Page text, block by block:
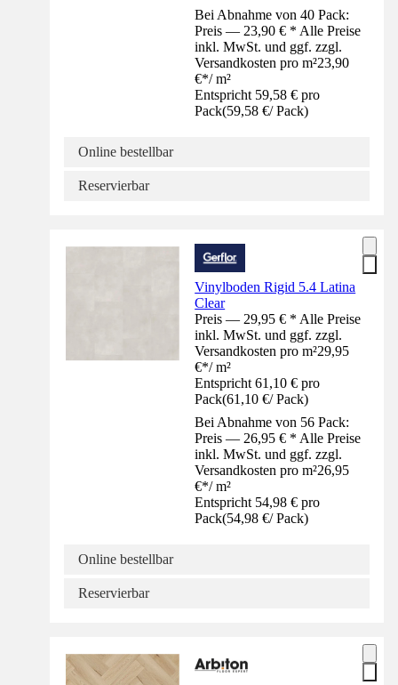
Bei Abnahme von 40 Pack:
Preis — 23,90 € * Alle Preise
inkl. MwSt. und ggf. zzgl.
Versandkosten pro m²23,90
€*/ m²
Entspricht 59,58 € pro
Pack(59,58 €/ Pack)
Online bestellbar
Reservierbar
Vinylboden Rigid 5.4 Latina
Clear
Preis — 29,95 € * Alle Preise
inkl. MwSt. und ggf. zzgl.
Versandkosten pro m²29,95
€*/ m²
Entspricht 61,10 € pro
Pack(61,10 €/ Pack)
Bei Abnahme von 56 Pack:
Preis — 26,95 € * Alle Preise
inkl. MwSt. und ggf. zzgl.
Versandkosten pro m²26,95
€*/ m²
Entspricht 54,98 € pro
Pack(54,98 €/ Pack)
Online bestellbar
Reservierbar